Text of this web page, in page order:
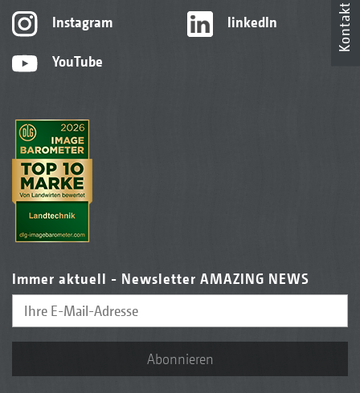
Instagram
YouTube
linkedIn
Immer aktuell - Newsletter AMAZING NEWS
Abonnieren
Kontakt